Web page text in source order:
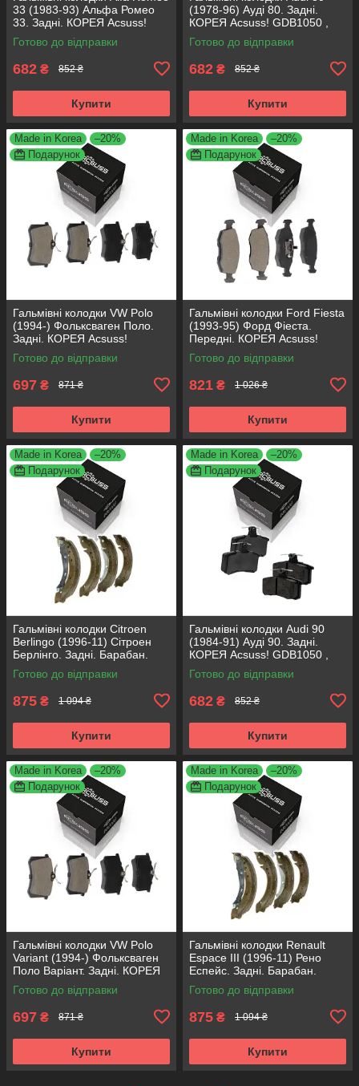
33 (1983-93) Альфа Ромео
33. Задні. КОРЕЯ Acsuss!
GDB1050 , FDB222
Готово до відправки
682 ₴ 852 ₴
Купити
(1978-96) Ауді 80. Задні.
КОРЕЯ Acsuss! GDB1050 ,
FDB222
Готово до відправки
682 ₴ 852 ₴
Купити
Made in Korea
–20%
Подарунок
Гальмівні колодки VW Polo
(1994-) Фольксваген Поло.
Задні. КОРЕЯ Acsuss!
GDB1330 , FDB1083 ,
FDB1491 , FDB4260
Готово до відправки
697 ₴ 871 ₴
Купити
Made in Korea
–20%
Подарунок
Гальмівні колодки Ford Fiesta
(1993-95) Форд Фіеста.
Передні. КОРЕЯ Acsuss!
GDB371 , TAR579 , TAR276
Готово до відправки
821 ₴ 1 026 ₴
Купити
Made in Korea
–20%
Подарунок
Гальмівні колодки Citroen
Berlingo (1996-11) Сітроен
Берлінго. Задні. Барабан.
КОРЕЯ Acsuss! GS8635 ,
FSB567
Готово до відправки
875 ₴ 1 094 ₴
Купити
Made in Korea
–20%
Подарунок
Гальмівні колодки Audi 90
(1984-91) Ауді 90. Задні.
КОРЕЯ Acsuss! GDB1050 ,
FDB222
Готово до відправки
682 ₴ 852 ₴
Купити
Made in Korea
–20%
Подарунок
Гальмівні колодки VW Polo
Variant (1994-) Фольксваген
Поло Варіант. Задні. КОРЕЯ
Acsuss! GDB1330 , FDB1083 ,
FDB1491 , FDB4260
Готово до відправки
697 ₴ 871 ₴
Купити
Made in Korea
–20%
Подарунок
Гальмівні колодки Renault
Espace III (1996-11) Рено
Еспейс. Задні. Барабан.
КОРЕЯ Acsuss! GS8635 ,
FSB567
Готово до відправки
875 ₴ 1 094 ₴
Купити